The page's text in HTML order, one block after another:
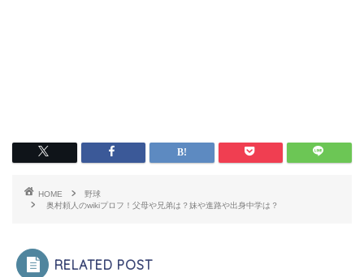
HOME
野球
奥村頼人のwikiプロフ！父母や兄弟は？妹や進路や出身中学は？
RELATED POST